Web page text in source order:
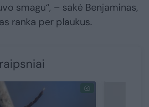
smagu“, – sakė Benjaminas,
ranka per plaukus.